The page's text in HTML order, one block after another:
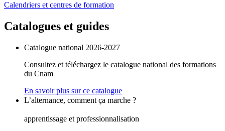
Calendriers et centres de formation
Catalogues et guides
Catalogue national 2026-2027
Consultez et téléchargez le catalogue national des formations
du Cnam
En savoir plus sur ce catalogue
L’alternance, comment ça marche ?
apprentissage et professionnalisation